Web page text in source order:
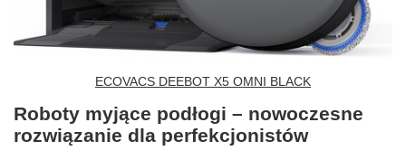
ECOVACS DEEBOT X5 OMNI BLACK
Roboty myjące podłogi – nowoczesne
rozwiązanie dla perfekcjonistów